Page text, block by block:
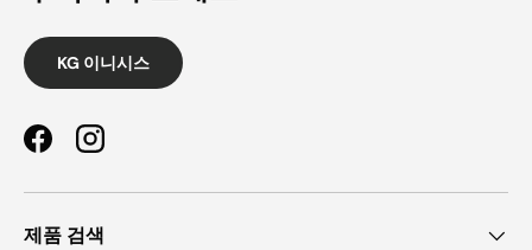
KG 이니시스
FacebookInstagram
제품 검색